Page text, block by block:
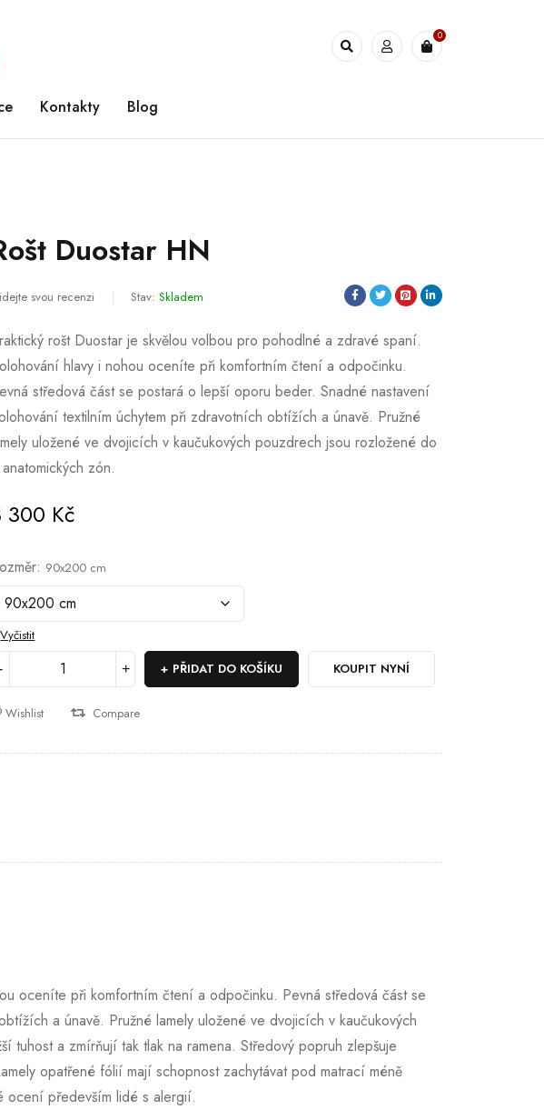
0
Kontakty Blog
Duostar HN
svou recenzi Stav: Skladem
rošt Duostar je skvělou volbou pro pohodlné a zdravé spaní.
hlavy i nohou oceníte při komfortním čtení a odpočinku.
středová část se postará o lepší oporu beder. Snadné nastavení
textilním úchytem při zdravotních obtížích a únavě. Pružné
uložené ve dvojicích v kaučukových pouzdrech jsou rozložené do
zón.
300 Kč
90x200 cm
Vyčistit
PŘIDAT DO KOŠÍKU
KOUPIT NYNÍ
Wishlist Compare
oceníte při komfortním čtení a odpočinku. Pevná středová část se
a únavě. Pružné lamely uložené ve dvojicích v kaučukových
tuhost a zmírňují tak tlak na ramena. Středový popruh zlepšuje
opatřené fólií mají schopnost zachytávat pod matrací méně
ocení především lidé s alergií.